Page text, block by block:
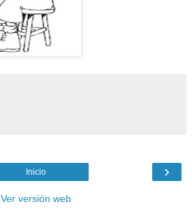
›
Inicio
Ver versión web